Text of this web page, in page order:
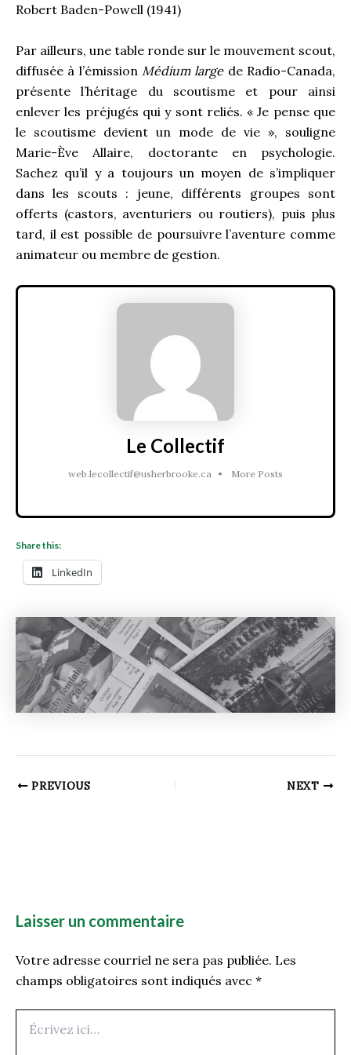
Robert Baden-Powell (1941)
Par ailleurs, une table ronde sur le mouvement scout,
diffusée à l’émission Médium largede Radio-Canada,
présente l’héritage du scoutisme et pour ainsi
enlever les préjugés qui y sont reliés. « Je pense que
le scoutisme devient un mode de vie », souligne
Marie-Ève Allaire, doctorante en psychologie.
Sachez qu’il y a toujours un moyen de s’impliquer
dans les scouts : jeune, différents groupes sont
offerts (castors, aventuriers ou routiers), puis plus
tard, il est possible de poursuivre l’aventure comme
animateur ou membre de gestion.
Le Collectif
web.lecollectif@usherbrooke.ca • More Posts
Share this:
LinkedIn
PREVIOUS NEXT
Laisser un commentaire
Votre adresse courriel ne sera pas publiée. Les
champs obligatoires sont indiqués avec *
ici…